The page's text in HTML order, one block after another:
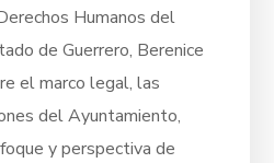
Humanos del
de Guerrero, Berenice
el marco legal, las
del Ayuntamiento,
y perspectiva de